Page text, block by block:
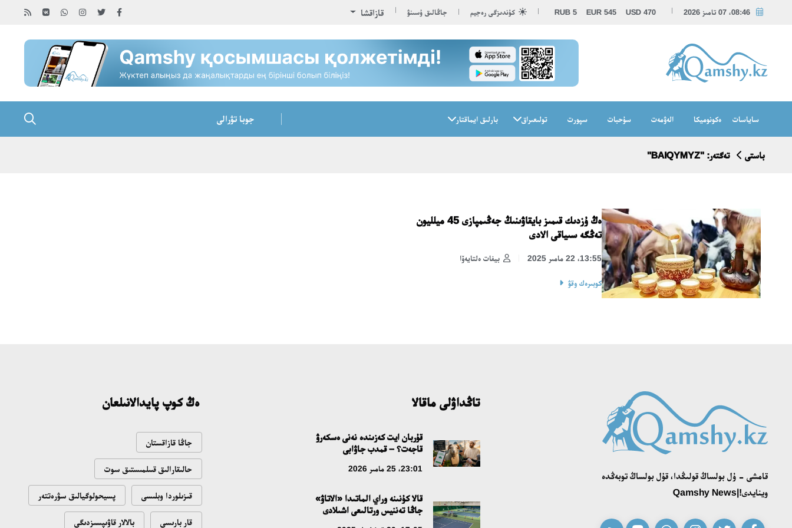
08:46، 07 تامىز 2026 USD 470
EUR 545
RUB 5 كۇندىزگى رەجيم جاڭالىق ۇسىنۋ قازاقشا
ساياسات ەكونوميكا الەۋمەت سۇحبات سپورت تولىعىراق بارلىق ايماقتار جوبا تۋرالى
باستى تەگتەر: "BAIQYMYZ"
ەڭ ۇزدىك قىمىز بايقاۋىنىڭ جەڭىمپازى 45 ميلليون
تەڭگە سىياقى الادى
بيفات ەلتايەۆا 13:55، 22 مامىر 2025
كوبىرەك وقۋ
قامشى - ۇل بولساڭ قولىڭدا، قۇل بولساڭ توبەڭدە
وينايدى!|Qamshy News
تاڭداۋلى ماقالا
قۇربان ايت كەزىندە نەنى ەسكەرۋ
قاجەت؟ – قمدب جاۋابى
23:01، 25 مامىر 2026
قالا كۇنىنە وراي الماتىدا «الاتاۋ»
جاڭا تەننيس ورتالىعى اشىلادى
ەڭ كوپ پايدالانىلعان
جاڭا قازاقستان
حالىقارالىق قىىلمىستىق سوت
قىزىلوردا وبلىسى پسيحولوگيالىق سۋرەتتەر
قار بارىسى بالالار قاۋىپسىزدىگى